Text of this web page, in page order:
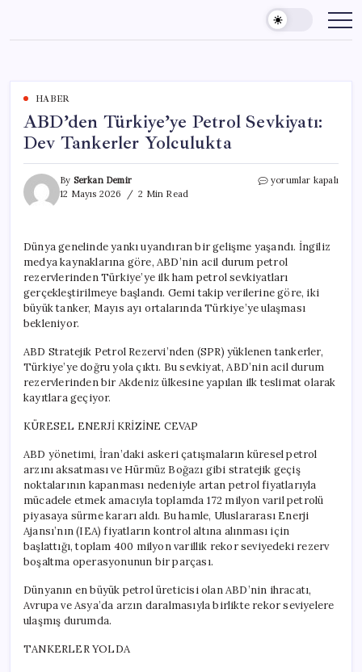
content
HABER
ABD’den Türkiye’ye Petrol Sevkiyatı:
Dev Tankerler Yolculukta
By Serkan Demir
12 Mayıs 2026
2 Min Read
ABD’den
Tankerler
Yolculukta
için
yorumlar kapalı
Dünya genelinde yankı uyandıran bir gelişme yaşandı. İngiliz
medya kaynaklarına göre, ABD’nin acil durum petrol
rezervlerinden Türkiye’ye ilk ham petrol sevkiyatları
gerçekleştirilmeye başlandı. Gemi takip verilerine göre, iki
büyük tanker, Mayıs ayı ortalarında Türkiye’ye ulaşması
bekleniyor.
ABD Stratejik Petrol Rezervi’nden (SPR) yüklenen tankerler,
Türkiye’ye doğru yola çıktı. Bu sevkiyat, ABD’nin acil durum
rezervlerinden bir Akdeniz ülkesine yapılan ilk teslimat olarak
kayıtlara geçiyor.
KÜRESEL ENERJİ KRİZİNE CEVAP
ABD yönetimi, İran’daki askeri çatışmaların küresel petrol
arzını aksatması ve Hürmüz Boğazı gibi stratejik geçiş
noktalarının kapanması nedeniyle artan petrol fiyatlarıyla
mücadele etmek amacıyla toplamda 172 milyon varil petrolü
piyasaya sürme kararı aldı. Bu hamle, Uluslararası Enerji
Ajansı’nın (IEA) fiyatların kontrol altına alınması için
başlattığı, toplam 400 milyon varillik rekor seviyedeki rezerv
boşaltma operasyonunun bir parçası.
Dünyanın en büyük petrol üreticisi olan ABD’nin ihracatı,
Avrupa ve Asya’da arzın daralmasıyla birlikte rekor seviyelere
ulaşmış durumda.
TANKERLER YOLDA